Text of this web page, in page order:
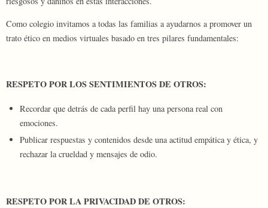
Como colegio invitamos a todas las familias a ayudarnos a promover un
trato ético en medios virtuales basado en tres pilares fundamentales:
RESPETO POR LOS SENTIMIENTOS DE OTROS:
Recordar que detrás de cada perfil hay una persona real con
emociones.
Publicar respuestas y contenidos desde una actitud empática y ética, y
rechazar la crueldad y mensajes de odio.
RESPETO POR LA PRIVACIDAD DE OTROS: